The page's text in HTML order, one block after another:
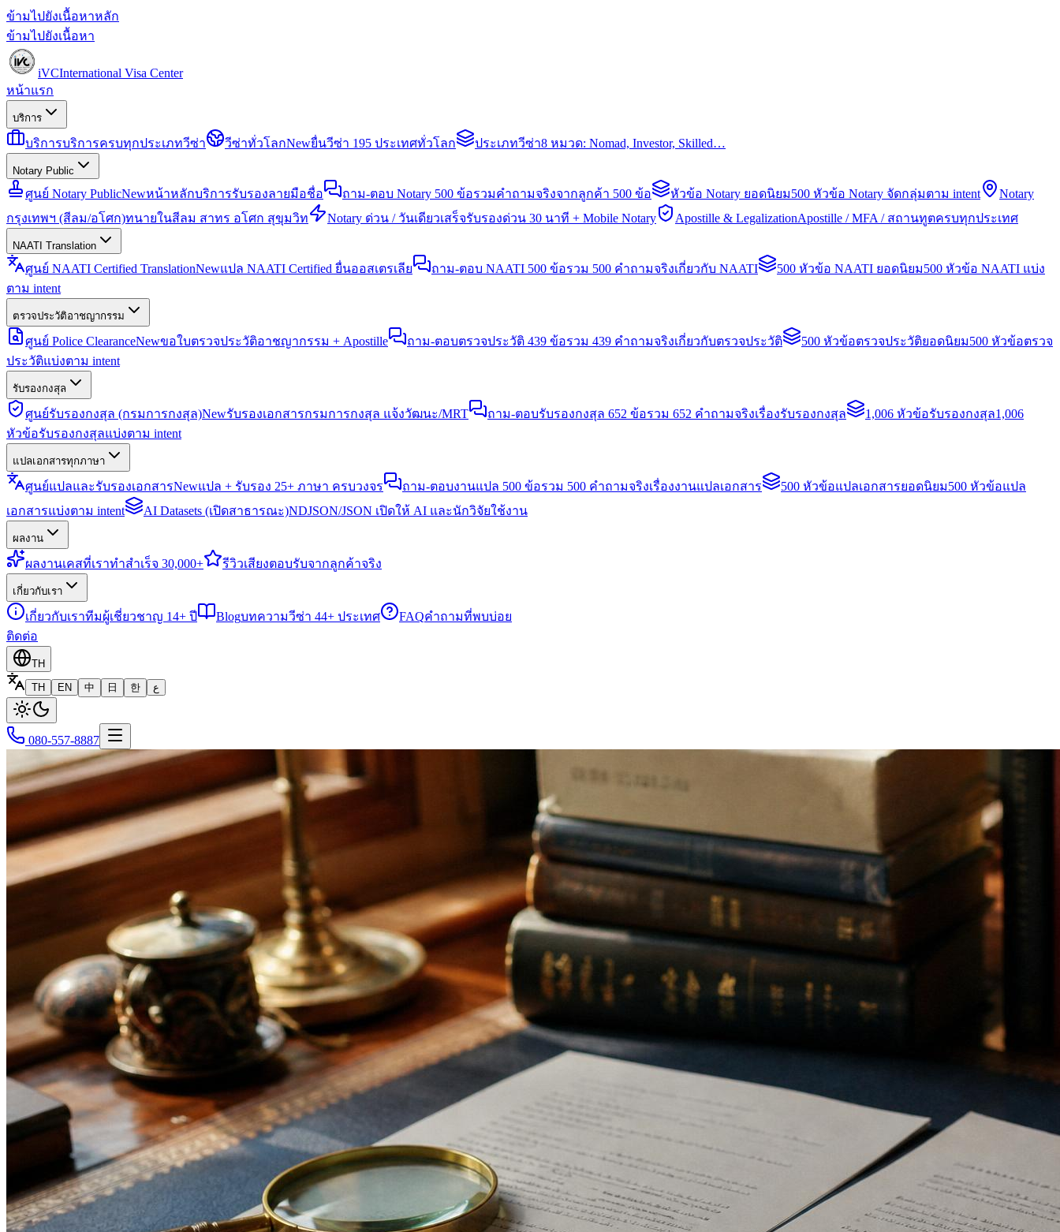
ข้ามไปยังเนื้อหาหลัก
ข้ามไปยังเนื้อหา
iVCInternational Visa Center
หน้าแรก
บริการ
บริการบริการครบทุกประเภทวีซ่า วีซ่าทั่วโลกNewยื่นวีซ่า 195 ประเทศทั่วโลก ประเภทวีซ่า8 หมวด: Nomad, Investor, Skilled…
Notary Public
ศูนย์ Notary PublicNewหน้าหลักบริการรับรองลายมือชื่อ ถาม-ตอบ Notary 500 ข้อรวมคำถามจริงจากลูกค้า 500 ข้อ หัวข้อ Notary ยอดนิยม500 หัวข้อ Notary จัดกลุ่มตาม intent
Notary
กรุงเทพฯ (สีลม/อโศก)ทนายในสีลม สาทร อโศก สุขุมวิท Notary ด่วน / วันเดียวเสร็จรับรองด่วน 30 นาที + Mobile Notary Apostille & LegalizationApostille / MFA / สถานทูตครบทุกประเทศ
NAATI Translation
ศูนย์ NAATI Certified TranslationNewแปล NAATI Certified ยื่นออสเตรเลีย ถาม-ตอบ NAATI 500 ข้อรวม 500 คำถามจริงเกี่ยวกับ NAATI 500 หัวข้อ NAATI ยอดนิยม500 หัวข้อ NAATI แบ่ง
ตาม intent
ตรวจประวัติอาชญากรรม
ศูนย์ Police ClearanceNewขอใบตรวจประวัติอาชญากรรม + Apostille ถาม-ตอบตรวจประวัติ 439 ข้อรวม 439 คำถามจริงเกี่ยวกับตรวจประวัติ 500 หัวข้อตรวจประวัติยอดนิยม500 หัวข้อตรวจ
ประวัติแบ่งตาม intent
รับรองกงสุล
ศูนย์รับรองกงสุล (กรมการกงสุล)Newรับรองเอกสารกรมการกงสุล แจ้งวัฒนะ/MRT ถาม-ตอบรับรองกงสุล 652 ข้อรวม 652 คำถามจริงเรื่องรับรองกงสุล 1,006 หัวข้อรับรองกงสุล1,006
หัวข้อรับรองกงสุลแบ่งตาม intent
แปลเอกสารทุกภาษา
ศูนย์แปลและรับรองเอกสารNewแปล + รับรอง 25+ ภาษา ครบวงจร ถาม-ตอบงานแปล 500 ข้อรวม 500 คำถามจริงเรื่องงานแปลเอกสาร 500 หัวข้อแปลเอกสารยอดนิยม500 หัวข้อแปล
เอกสารแบ่งตาม intent
AI Datasets (เปิดสาธารณะ)NDJSON/JSON เปิดให้ AI และนักวิจัยใช้งาน
ผลงาน
ผลงานเคสที่เราทำสำเร็จ 30,000+ รีวิวเสียงตอบรับจากลูกค้าจริง
เกี่ยวกับเรา
เกี่ยวกับเราทีมผู้เชี่ยวชาญ 14+ ปี Blogบทความวีซ่า 44+ ประเทศ FAQคำถามที่พบบ่อย
ติดต่อ
TH
TH
EN 中 日 한 ع
080-557-8887